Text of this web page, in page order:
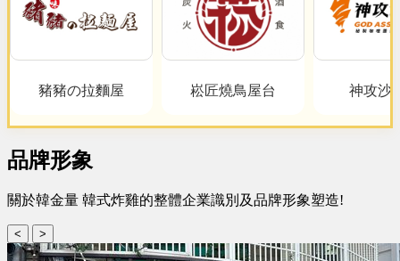
豬豬の拉麵屋 崧匠燒鳥屋台 神攻沙
品牌形象
關於韓金量 韓式炸雞的整體企業識別及品牌形象塑造!
< >